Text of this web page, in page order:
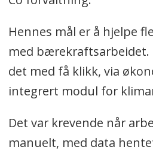
Hennes mål er å hjelpe
med bærekraftsarbeidet.
det med få klikk, via
integrert modul for
Det var krevende når
manuelt, med data